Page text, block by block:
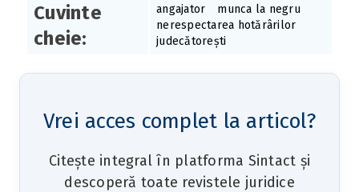
Cuvinte
cheie:
angajator
munca la negru
nerespectarea hotărârilor
judecătorești
Vrei acces complet la articol?
Citește integral în platforma Sintact și
descoperă toate revistele juridice